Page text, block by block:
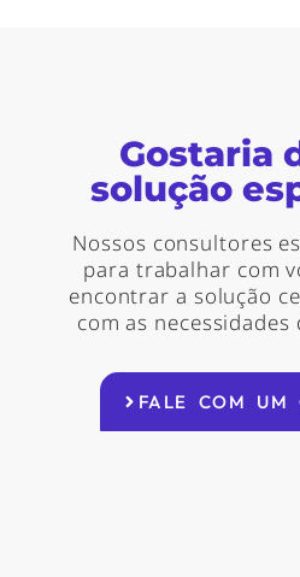
Gostaria
solução
Nossos consultores
para trabalhar com
encontrar a solução
com as necessidades
FALE COM UM